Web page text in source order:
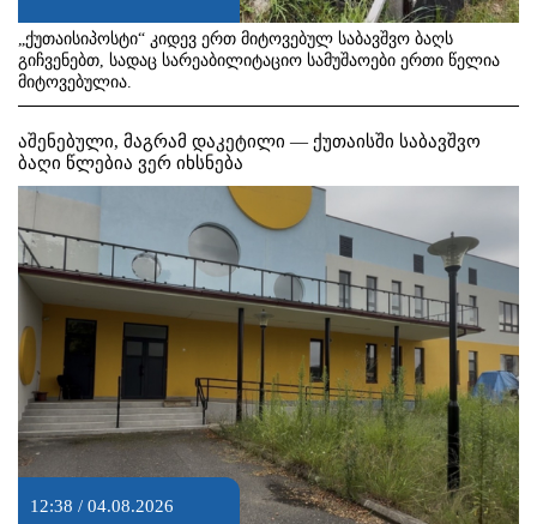
„ქუთაისიპოსტი“ კიდევ ერთ მიტოვებულ საბავშვო ბაღს
გიჩვენებთ, სადაც სარეაბილიტაციო სამუშაოები ერთი წელია
მიტოვებულია.
აშენებული, მაგრამ დაკეტილი — ქუთაისში საბავშვო
ბაღი წლებია ვერ იხსნება
12:38 / 04.08.2026